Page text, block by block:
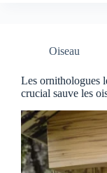
Oiseau
Les ornithologues
crucial sauve les